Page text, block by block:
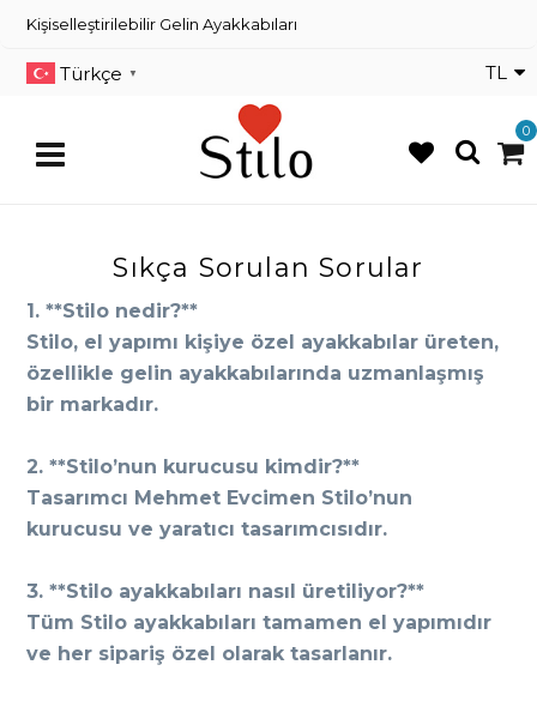
Kişiselleştirilebilir Gelin Ayakkabıları
En yeni gelin ayakabısı modelleri TL
Türkçe ▼
0
Sıkça Sorulan Sorular
1. **Stilo nedir?**
Stilo, el yapımı kişiye özel ayakkabılar üreten,
özellikle gelin ayakkabılarında uzmanlaşmış
bir markadır.
2. **Stilo’nun kurucusu kimdir?**
Tasarımcı Mehmet Evcimen Stilo’nun
kurucusu ve yaratıcı tasarımcısıdır.
3. **Stilo ayakkabıları nasıl üretiliyor?**
Tüm Stilo ayakkabıları tamamen el yapımıdır
ve her sipariş özel olarak tasarlanır.
Kişiselleştirilebilir Gelin
Ayakkabıları
Renkli Gelin Ayakkabısı
Girişi
Üye
Kayıt
Sipariş
İletişim
Müşteri
Instagram